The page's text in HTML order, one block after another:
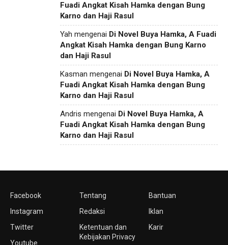
Fuadi Angkat Kisah Hamka dengan Bung
Karno dan Haji Rasul
Yah mengenai Di Novel Buya Hamka, A Fuadi
Angkat Kisah Hamka dengan Bung Karno
dan Haji Rasul
Kasman mengenai Di Novel Buya Hamka, A
Fuadi Angkat Kisah Hamka dengan Bung
Karno dan Haji Rasul
Andris mengenai Di Novel Buya Hamka, A
Fuadi Angkat Kisah Hamka dengan Bung
Karno dan Haji Rasul
Facebook
Instagram
Twitter
Youtube
Tentang
Redaksi
Ketentuan dan
Kebijakan Privacy
Bantuan
Iklan
Karir